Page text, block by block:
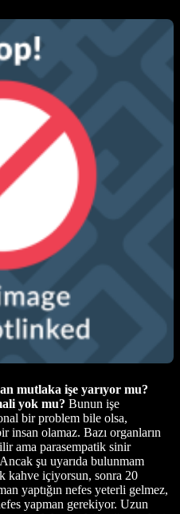
mutlaka işe yarıyor mu?
yok mu? Bunun işe
bir problem bile olsa,
insan olamaz. Bazı organların
ama parasempatik sinir
şu uyarıda bulunmam
kahve içiyorsun, sonra 20
yaptığın nefes yeterli gelmez,
yapman gerekiyor. Uzun